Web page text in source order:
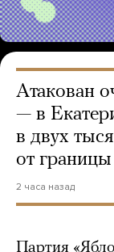
Атакован
— в
в двух
от
2 часа назад
Партия